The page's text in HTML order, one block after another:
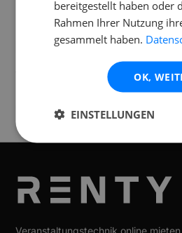
Standorte
Verfügbar an
Veranstaltungstechnik online
bereitgestellt haben oder
Rahmen Ihrer Nutzung
gesammelt haben.
OK,
EINSTELLUNGEN